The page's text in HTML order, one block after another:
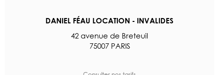
DANIEL FÉAU LOCATION - INVALIDES
42 avenue de Breteuil
75007 PARIS